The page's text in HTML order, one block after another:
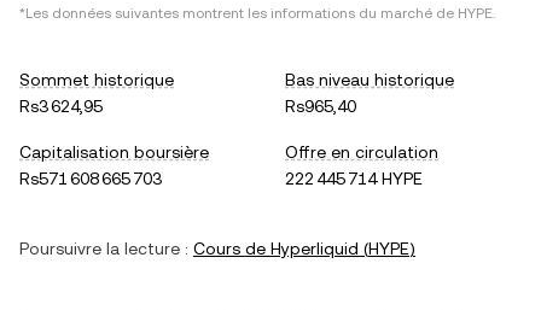
*Les données suivantes montrent les informations du marché de HYPE.
Sommet historique
Rs3 624,95
Bas niveau historique
Rs965,40
Capitalisation boursière
Rs571 608 665 703
Offre en circulation
222 445 714 HYPE
Poursuivre la lecture : Cours de Hyperliquid (HYPE)